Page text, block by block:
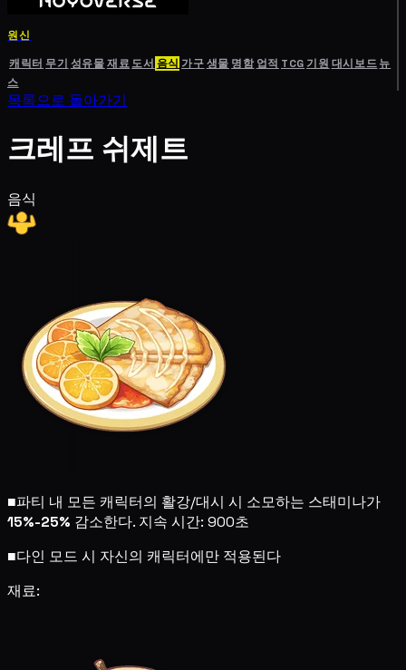
원신
캐릭터 무기 성유물재료도서 음식 가구생물 명함 업적 TCG기원 대시보드뉴
스
목록으로 돌아가기
크레프 쉬제트
음식
■파티 내 모든 캐릭터의 활강/대시 시 소모하는 스태미나가
15%-25% 감소한다. 지속 시간: 900초
■다인 모드 시 자신의 캐릭터에만 적용된다
재료: